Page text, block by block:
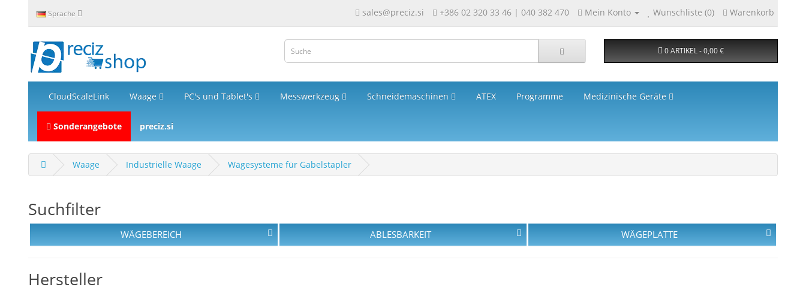
Sprache sales@preciz.si +386 02 320 33 46 | 040 382 470 Mein Konto Wunschliste (0) Warenkorb
0 ARTIKEL - 0,00 €
CloudScaleLink Waage PC's und Tablet's Messwerkzeug Schneidemaschinen ATEX Programme Medizinische Geräte
Sonderangebote preciz.si
Waage Industrielle Waage Wägesysteme für Gabelstapler
Suchfilter
WÄGEBEREICH ABLESBARKEIT WÄGEPLATTE
Hersteller